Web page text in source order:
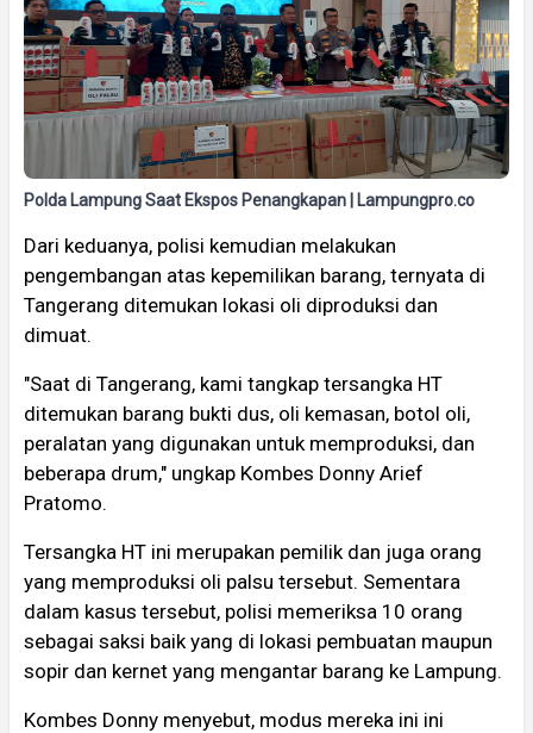
Polda Lampung Saat Ekspos Penangkapan | Lampungpro.co
Dari keduanya, polisi kemudian melakukan
pengembangan atas kepemilikan barang, ternyata di
Tangerang ditemukan lokasi oli diproduksi dan
dimuat.
"Saat di Tangerang, kami tangkap tersangka HT
ditemukan barang bukti dus, oli kemasan, botol oli,
peralatan yang digunakan untuk memproduksi, dan
beberapa drum," ungkap Kombes Donny Arief
Pratomo.
Tersangka HT ini merupakan pemilik dan juga orang
yang memproduksi oli palsu tersebut. Sementara
dalam kasus tersebut, polisi memeriksa 10 orang
sebagai saksi baik yang di lokasi pembuatan maupun
sopir dan kernet yang mengantar barang ke Lampung.
Kombes Donny menyebut, modus mereka ini ini